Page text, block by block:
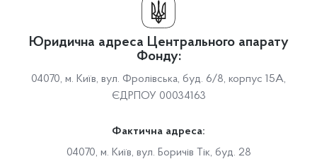
Юридична адреса Центрального апарату
Фонду:
04070, м. Київ, вул. Фролівська, буд. 6/8, корпус 15А,
ЄДРПОУ 00034163
Фактична адреса:
04070, м. Київ, вул. Боричів Тік, буд. 28